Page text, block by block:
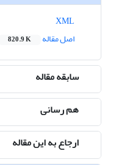
اصل مقاله
820.9 K
سابقه مقاله
هم رسانی
ارجاع به این مقاله